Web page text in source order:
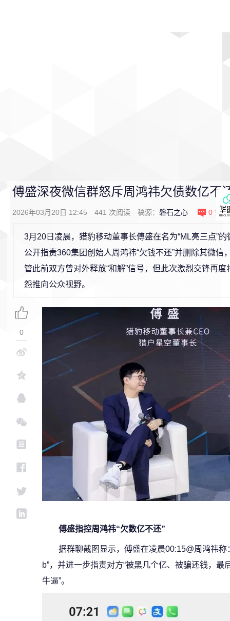
傅盛深夜微信群怒斥周鸿祎欠债数亿不
2026年03月20日 12:45 441 次阅读 稿源： 磐石之心 0 条
3月20日凌晨，猎豹移动董事长傅盛在名为“ML亮三点”
公开指责360集团创始人周鸿祎“欠钱不还”并删除其微信
管此前双方曾对外释放“和解”信号，但此次激烈交锋再
怨推向公众视野。
傅盛指控周鸿祎“欠数亿不还”
据群聊截图显示，傅盛在凌晨00:15@周鸿祎
b”，并进一步指责对方“被黑几个亿、被骗还钱，
牛逼”。
0